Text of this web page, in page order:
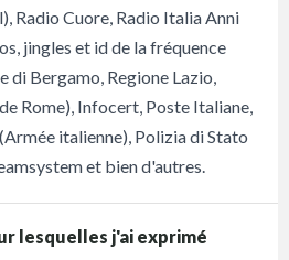
Radio Cuore, Radio Italia Anni
jingles et id de la fréquence
di Bergamo, Regione Lazio,
Rome), Infocert, Poste Italiane,
italienne), Polizia di Stato
et bien d'autres.
lesquelles j'ai exprimé